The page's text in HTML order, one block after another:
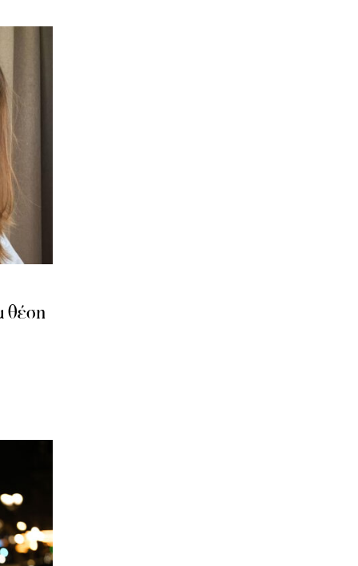
θέση